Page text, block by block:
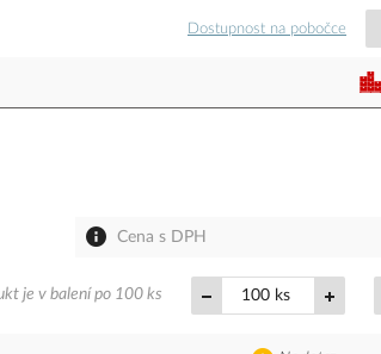
Dostupnost na pobočce
Cena s DPH
ks
je v balení po 100 ks